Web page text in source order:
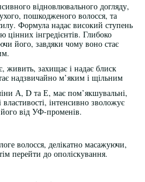
відновлювального догляду,
пошкодженого волосся, та
Формула надає високий ступень
інгредієнтів. Глибоко
його, завдяки чому воно стає
живить, захищає і надає блиск
надзвичайно м’яким і щільним
А, D та Е, має пом’якшувальні,
інтенсивно зволожує
від УФ-променів.
волосся, делікатно масажуючи,
перейти до ополіскування.